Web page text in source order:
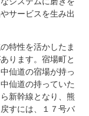
サービスを生み出
特性を活かしたま
ります。宿場町と
仙道の宿場が持っ
仙道の持っていた
新幹線となり、熊
すには、１７号バ